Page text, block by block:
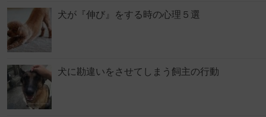
犬が『伸び』をする時の心理５選
犬に勘違いをさせてしまう飼主の行動